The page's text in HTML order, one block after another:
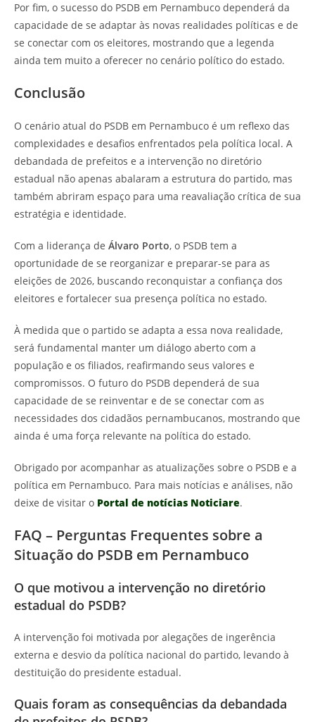
Por fim, o sucesso do PSDB em Pernambuco dependerá da
capacidade de se adaptar às novas realidades políticas e de
se conectar com os eleitores, mostrando que a legenda
ainda tem muito a oferecer no cenário político do estado.
Conclusão
O cenário atual do PSDB em Pernambuco é um reflexo das
complexidades e desafios enfrentados pela política local. A
debandada de prefeitos e a intervenção no diretório
estadual não apenas abalaram a estrutura do partido, mas
também abriram espaço para uma reavaliação crítica de sua
estratégia e identidade.
Com a liderança de Álvaro Porto, o PSDB tem a
oportunidade de se reorganizar e preparar-se para as
eleições de 2026, buscando reconquistar a confiança dos
eleitores e fortalecer sua presença política no estado.
À medida que o partido se adapta a essa nova realidade,
será fundamental manter um diálogo aberto com a
população e os filiados, reafirmando seus valores e
compromissos. O futuro do PSDB dependerá de sua
capacidade de se reinventar e de se conectar com as
necessidades dos cidadãos pernambucanos, mostrando que
ainda é uma força relevante na política do estado.
Obrigado por acompanhar as atualizações sobre o PSDB e a
política em Pernambuco. Para mais notícias e análises, não
deixe de visitar o Portal de notícias Noticiare.
FAQ – Perguntas Frequentes sobre a
Situação do PSDB em Pernambuco
O que motivou a intervenção no diretório
estadual do PSDB?
A intervenção foi motivada por alegações de ingerência
externa e desvio da política nacional do partido, levando à
destituição do presidente estadual.
Quais foram as consequências da debandada